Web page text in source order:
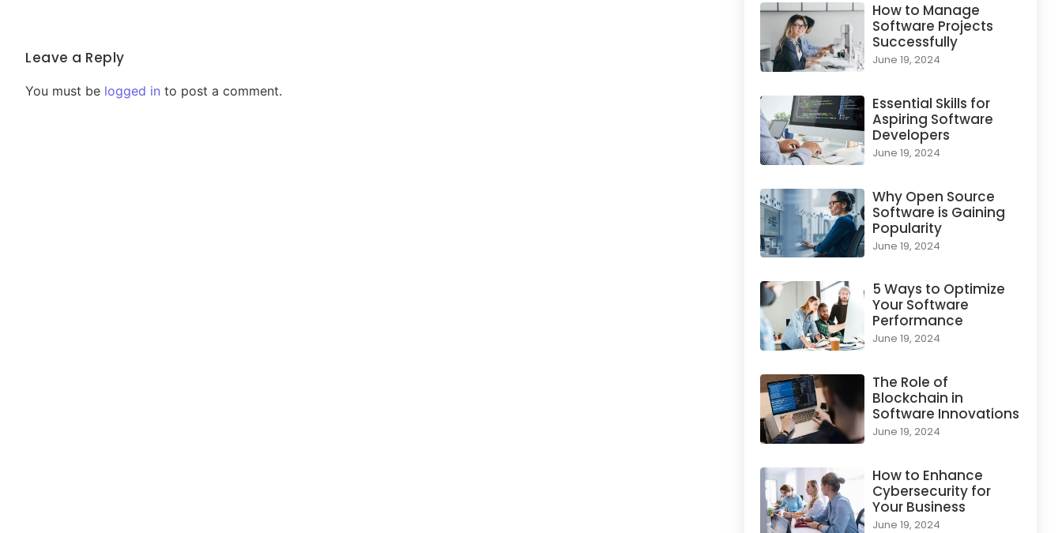
Leave a Reply
You must be logged in to post a comment.
How to Manage
Software Projects
Successfully
June 19, 2024
Essential Skills for
Aspiring Software
Developers
June 19, 2024
Why Open Source
Software is Gaining
Popularity
June 19, 2024
5 Ways to Optimize
Your Software
Performance
June 19, 2024
The Role of
Blockchain in
Software Innovations
June 19, 2024
How to Enhance
Cybersecurity for
Your Business
June 19, 2024